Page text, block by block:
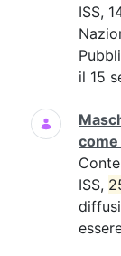
ISS,
il 15
ISS,